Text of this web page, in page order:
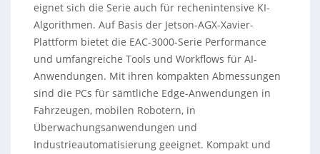
eignet sich die Serie auch für rechenintensive KI-
Algorithmen. Auf Basis der Jetson-AGX-Xavier-
Plattform bietet die EAC-3000-Serie Performance
und umfangreiche Tools und Workflows für AI-
Anwendungen. Mit ihren kompakten Abmessungen
sind die PCs für sämtliche Edge-Anwendungen in
Fahrzeugen, mobilen Robotern, in
Überwachungsanwendungen und
Industrieautomatisierung geeignet. Kompakt und